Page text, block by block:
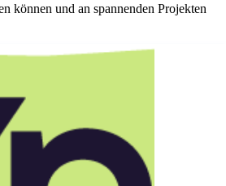
können und an spannenden Projekten